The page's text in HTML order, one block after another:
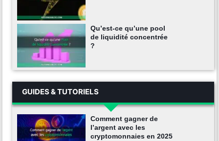
Qu’est-ce qu’une pool
de liquidité concentrée
?
GUIDES & TUTORIELS
Comment gagner de
l’argent avec les
cryptomonnaies en 2025